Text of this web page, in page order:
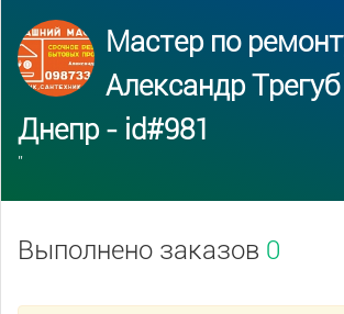
Мастер по
Александр
Днепр - id#981
''
Выполнено заказов 0